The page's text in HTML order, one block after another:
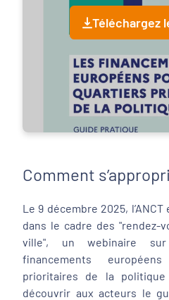
Téléchargez
Comment
Le 9 décembre 2025,
dans le cadre des "rendez-
ville", un webinaire
financements
prioritaires de la
découvrir aux acteurs le